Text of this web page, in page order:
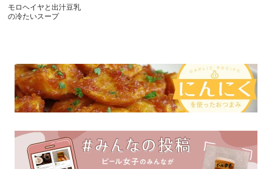
モロヘイヤと出汁豆乳
の冷たいスープ